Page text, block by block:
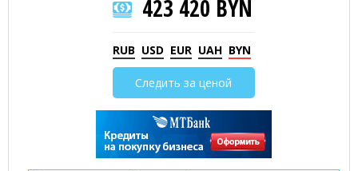
423 420 BYN
RUB USD EUR UAH BYN
Следить за ценой